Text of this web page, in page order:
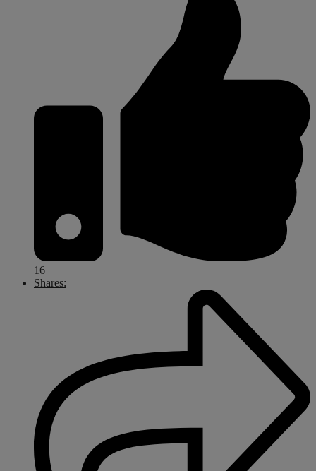
16
Shares: